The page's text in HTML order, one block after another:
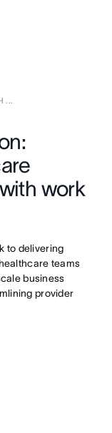
...
work
to delivering
teams
business
provider